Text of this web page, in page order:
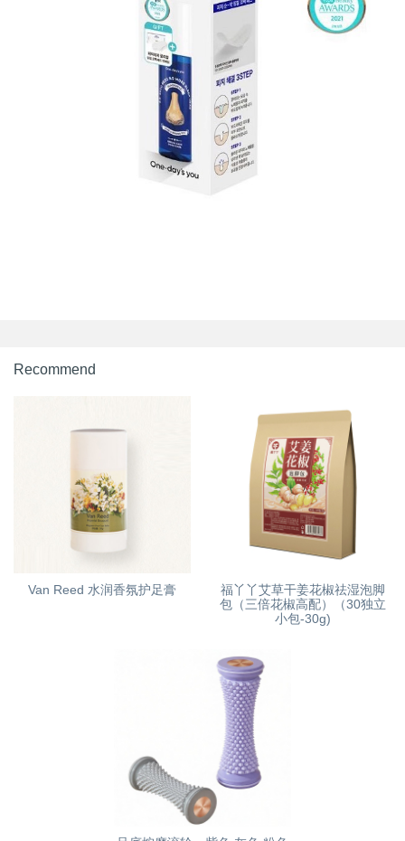
Recommend
Van Reed 水润香氛护足膏
福丫丫艾草干姜花椒祛湿泡脚
包（三倍花椒高配）（30独立
小包-30g)